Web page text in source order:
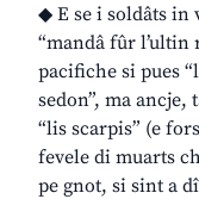
◆ E se i soldâts in
“mandâ fûr
pacifiche si pues
sedon”, ma
“lis scarpis” (e
fevele di muarts
pe gnot, si sint a